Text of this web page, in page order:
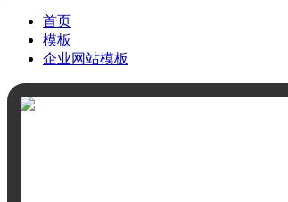
首页
模板
企业网站模板